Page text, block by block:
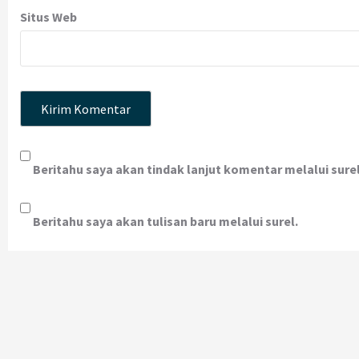
Situs Web
Beritahu saya akan tindak lanjut komentar melalui
Beritahu saya akan tulisan baru melalui surel.